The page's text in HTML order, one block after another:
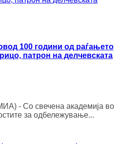
100 години од раѓањето
патрон на делчевската
- Со свечена академија во
за одбележување...